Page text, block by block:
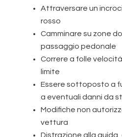
Attraversare un
rosso
Camminare su zone
passaggio pedonale
Correre a folle
limite
Essere sottoposto a
a eventuali danni da
Modifiche non
vettura
Distrazione alla guida,